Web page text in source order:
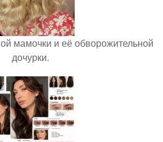
мамочки и её обворожительной
дочурки.